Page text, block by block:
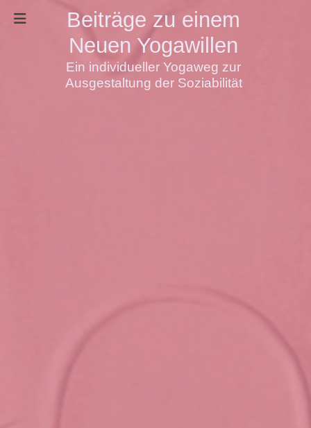
Beiträge zu einem
Neuen Yogawillen
Ein individueller Yogaweg zur
Ausgestaltung der Soziabilität